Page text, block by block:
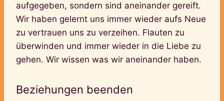
aufgegeben, sondern sind aneinander gereift.
Wir haben gelernt uns immer wieder aufs Neue
zu vertrauen uns zu verzeihen. Flauten zu
überwinden und immer wieder in die Liebe zu
gehen. Wir wissen was wir aneinander haben.
Beziehungen beenden